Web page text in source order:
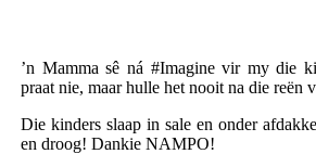
’n Mamma sê ná #Imagine vir my die
praat nie, maar hulle het nooit na die reën
Die kinders slaap in sale en onder
en droog! Dankie NAMPO!